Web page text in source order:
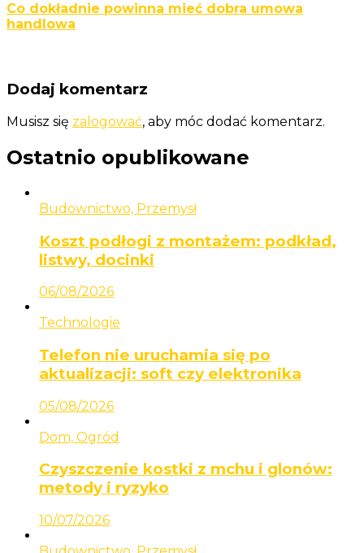
Co dokładnie powinna mieć dobra umowa
handlowa
Dodaj komentarz
Musisz się zalogować, aby móc dodać komentarz.
Ostatnio opublikowane
Budownictwo, Przemysł
Koszt podłogi z montażem: podkład,
listwy, docinki
06/08/2026
Technologie
Telefon nie uruchamia się po
aktualizacji: soft czy elektronika
05/08/2026
Dom, Ogród
Czyszczenie kostki z mchu i glonów:
metody i ryzyko
10/07/2026